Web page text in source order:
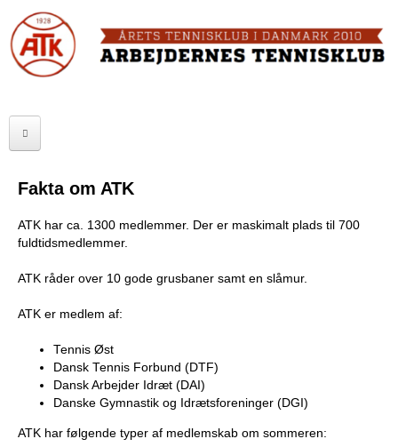
to
main
b
d
e
e
FORSIDE
JUNIOR
MOTIONISTER
TURNERINGER
RANGLISTER
MAKKERBØRS
Fakta om ATK
ATK har ca. 1300 medlemmer. Der er maskimalt plads til 700
fuldtidsmedlemmer.
ATK råder over 10 gode grusbaner samt en slåmur.
ATK er medlem af:
Tennis Øst
Dansk Tennis Forbund (DTF)
Dansk Arbejder Idræt (DAI)
Danske Gymnastik og Idrætsforeninger (DGI)
ATK har følgende typer af medlemskab om sommeren: